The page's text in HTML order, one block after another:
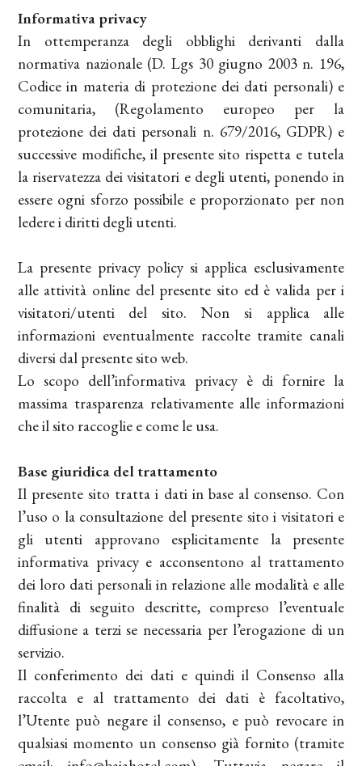
Informativa privacy
In ottemperanza degli obblighi derivanti dalla
normativa nazionale (D. Lgs 30 giugno 2003 n. 196,
Codice in materia di protezione dei dati personali) e
comunitaria, (Regolamento europeo per la
protezione dei dati personali n. 679/2016, GDPR) e
successive modifiche, il presente sito rispetta e tutela
la riservatezza dei visitatori e degli utenti, ponendo in
essere ogni sforzo possibile e proporzionato per non
ledere i diritti degli utenti.
La presente privacy policy si applica esclusivamente
alle attività online del presente sito ed è valida per i
visitatori/utenti del sito. Non si applica alle
informazioni eventualmente raccolte tramite canali
diversi dal presente sito web.
Lo scopo dell’informativa privacy è di fornire la
massima trasparenza relativamente alle informazioni
che il sito raccoglie e come le usa.
Base giuridica del trattamento
Il presente sito tratta i dati in base al consenso. Con
l’uso o la consultazione del presente sito i visitatori e
gli utenti approvano esplicitamente la presente
informativa privacy e acconsentono al trattamento
dei loro dati personali in relazione alle modalità e alle
finalità di seguito descritte, compreso l’eventuale
diffusione a terzi se necessaria per l’erogazione di un
servizio.
Il conferimento dei dati e quindi il Consenso alla
raccolta e al trattamento dei dati è facoltativo,
l’Utente può negare il consenso, e può revocare in
qualsiasi momento un consenso già fornito (tramite